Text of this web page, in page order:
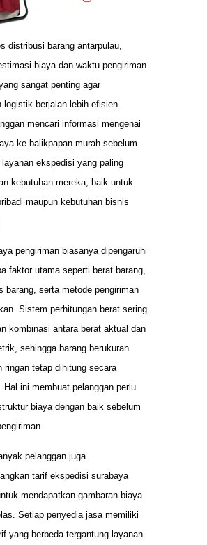
distribusi barang antarpulau,
biaya dan waktu pengiriman
sangat penting agar
logistik berjalan lebih efisien.
mencari informasi mengenai
ke balikpapan murah sebelum
ekspedisi yang paling
kebutuhan mereka, baik untuk
maupun kebutuhan bisnis
pengiriman biasanya dipengaruhi
faktor utama seperti berat barang,
barang, serta metode pengiriman
Sistem perhitungan berat sering
kombinasi antara berat aktual dan
sehingga barang berukuran
ringan tetap dihitung secara
Hal ini membuat pelanggan perlu
biaya dengan baik sebelum
pelanggan juga
tarif ekspedisi surabaya
mendapatkan gambaran biaya
Setiap penyedia jasa memiliki
yang berbeda tergantung layanan